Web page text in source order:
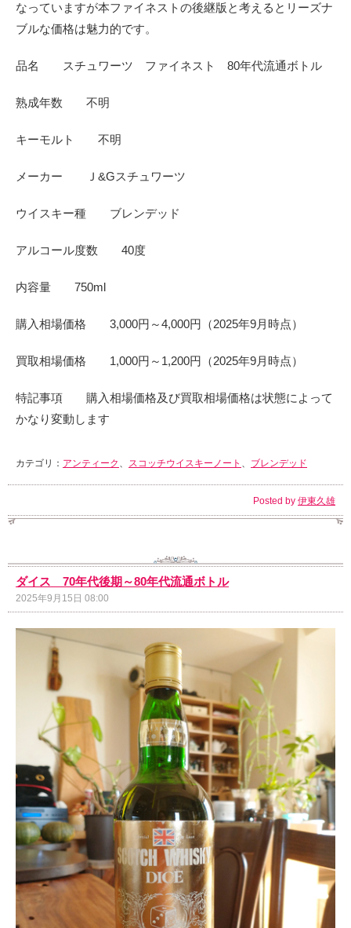
なっていますが本ファイネストの後継版と考えるとリーズナ
ブルな価格は魅力的です。
品名 スチュワーツ ファイネスト 80年代流通ボトル
熟成年数 不明
キーモルト 不明
メーカー Ｊ&Gスチュワーツ
ウイスキー種 ブレンデッド
アルコール度数 40度
内容量 750ml
購入相場価格 3,000円～4,000円（2025年9月時点）
買取相場価格 1,000円～1,200円（2025年9月時点）
特記事項 購入相場価格及び買取相場価格は状態によって
かなり変動します
カテゴリ： アンティーク 、 スコッチウイスキーノート 、 ブレンデッド
Posted by 伊東久雄
ダイス 70年代後期～80年代流通ボトル
2025年9月15日 08:00